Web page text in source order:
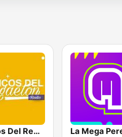
Clásicos Del Reggaetón La Mega